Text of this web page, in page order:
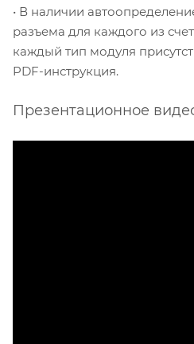
• В наличии
разъема для каждого из
каждый тип модуля
PDF-инструкция.
Презентационное